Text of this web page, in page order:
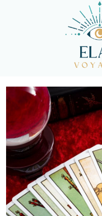
Panneau de gestion des cookies